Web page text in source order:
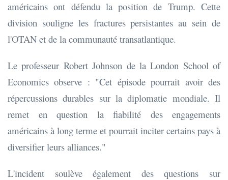
américains ont défendu la position de Trump. Cette
division souligne les fractures persistantes au sein de
l'OTAN et de la communauté transatlantique.
Le professeur Robert Johnson de la London School of
Economics observe : "Cet épisode pourrait avoir des
répercussions durables sur la diplomatie mondiale. Il
remet en question la fiabilité des engagements
américains à long terme et pourrait inciter certains pays à
diversifier leurs alliances."
L'incident soulève également des questions sur